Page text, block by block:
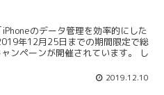
のデータ管理を効率的にした
年12月25日までの期間限定で総
ンペーンが開催されています。 し
2019.12.10